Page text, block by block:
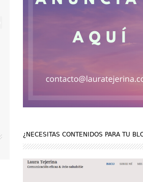
¿NECESITAS CONTENIDOS PARA TU